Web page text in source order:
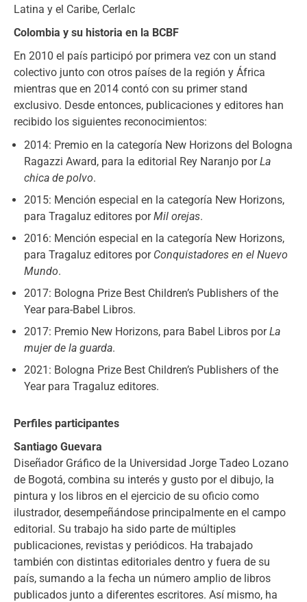
Latina y el Caribe, Cerlalc
Colombia y su historia en la BCBF
En 2010 el país participó por primera vez con un stand
colectivo junto con otros países de la región y África
mientras que en 2014 contó con su primer stand
exclusivo. Desde entonces, publicaciones y editores han
recibido los siguientes reconocimientos:
2014: Premio en la categoría New Horizons del Bologna
Ragazzi Award, para la editorial Rey Naranjo porLa
chica de polvo.
2015: Mención especial en la categoría New Horizons,
para Tragaluz editores porMil orejas.
2016: Mención especial en la categoría New Horizons,
para Tragaluz editores por Conquistadores en el Nuevo
Mundo.
2017: Bologna Prize Best Children’s Publishers of the
Year para-Babel Libros.
2017: Premio New Horizons, para Babel Libros porLa
mujer de la guarda.
2021: Bologna Prize Best Children’s Publishers of the
Year para Tragaluz editores.
Perfiles participantes
Santiago Guevara
Diseñador Gráfico de la Universidad Jorge Tadeo Lozano
de Bogotá, combina su interés y gusto por el dibujo, la
pintura y los libros en el ejercicio de su oficio como
ilustrador, desempeñándose principalmente en el campo
editorial. Su trabajo ha sido parte de múltiples
publicaciones, revistas y periódicos. Ha trabajado
también con distintas editoriales dentro y fuera de su
país, sumando a la fecha un número amplio de libros
publicados junto a diferentes escritores. Así mismo, ha